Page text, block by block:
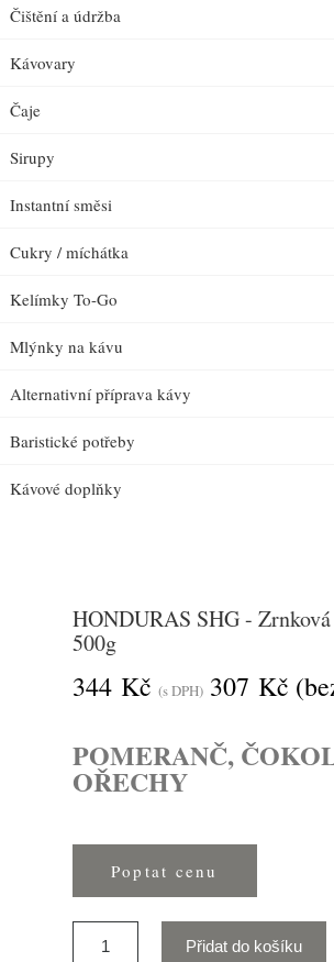
Čištění a údržba
Kávovary
Čaje
Sirupy
Instantní směsi
Cukry / míchátka
Kelímky To-Go
Mlýnky na kávu
Alternativní příprava kávy
Baristické potřeby
Kávové doplňky
HONDURAS SHG -
500g
344 Kč (s DPH) 307 Kč
POMERANČ,
OŘECHY
Poptat cenu
Přidat do košíku